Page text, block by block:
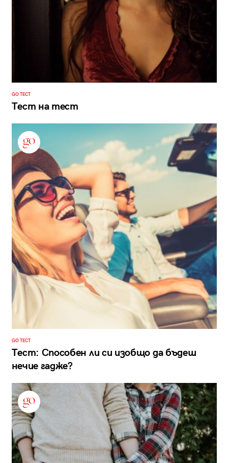
GO ТЕСТ
Тест на тест
GO ТЕСТ
Тест: Способен ли си изобщо да бъдеш
нечие гадже?